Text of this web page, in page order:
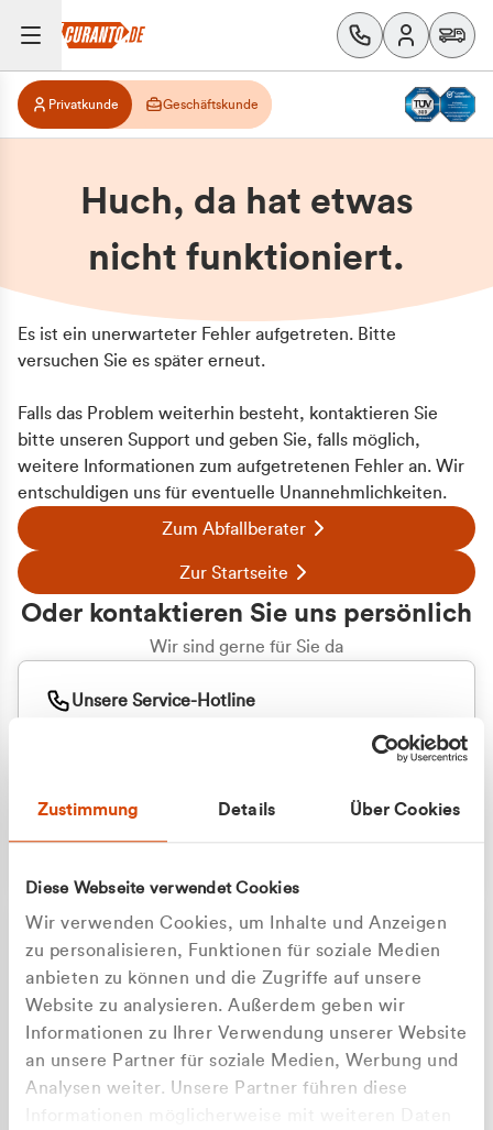
Zustimmung Details Über Cookies
Diese Webseite verwendet Cookies
Wir verwenden Cookies, um Inhalte und Anzeigen
zu personalisieren, Funktionen für soziale Medien
anbieten zu können und die Zugriffe auf unsere
Website zu analysieren. Außerdem geben wir
Informationen zu Ihrer Verwendung unserer Website
an unsere Partner für soziale Medien, Werbung und
Analysen weiter. Unsere Partner führen diese
Privatkunde Geschäftskunde
Huch, da hat etwas
nicht funktioniert.
Es ist ein unerwarteter Fehler aufgetreten. Bitte
versuchen Sie es später erneut.
Falls das Problem weiterhin besteht, kontaktieren Sie
bitte unseren Support und geben Sie, falls möglich,
weitere Informationen zum aufgetretenen Fehler an. Wir
entschuldigen uns für eventuelle Unannehmlichkeiten.
Zum Abfallberater
Zur Startseite
Oder kontaktieren Sie uns persönlich
Wir sind gerne für Sie da
Unsere Service-Hotline
+49 177 8376058
Apilash Balanesan